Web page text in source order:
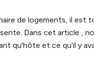
de logements, il est
Dans cet article ,
qu'hôte et ce qu'il y